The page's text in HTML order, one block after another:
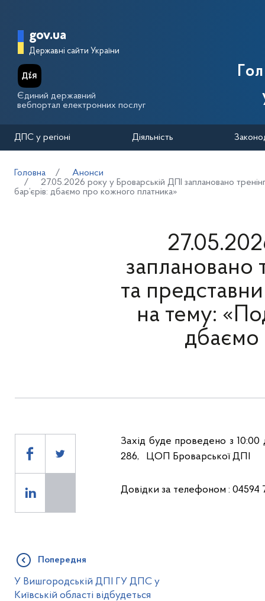
Головна сторінка Державної
gov.ua
Державні сайти України
Єдиний державний
вебпортал електронних послуг
ДПС у регіоні Діяльність
Головна
Анонси
27.05.2026 року у Броварській ДПІ заплановано
бар’єрів: дбаємо про кожного платника»
заплановано
та
на тему:
дбаємо
Захід буде проведено з 10:00
286, ЦОП Броварської ДПІ
Довідки за телефоном : 04594
Попередня
У Вишгородській ДПІ ГУ ДПС у
Київській області відбудеться